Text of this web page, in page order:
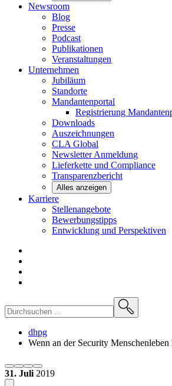
Newsroom
Blog
Presse
Podcast
Publikationen
Veranstaltungen
Unternehmen
Jubiläum
Standorte
Mandantenportal
Registrierung
Downloads
Auszeichnungen
CLA Global
NewsletterAnmeldung
Lieferkette und Compliance
Transparenzbericht
Alles anzeigen
Karriere
Stellenangebote
Bewerbungstipps
Entwicklung und Perspektiven
dhpg
Wenn an der Security Menschenleben
31. Juli 2019